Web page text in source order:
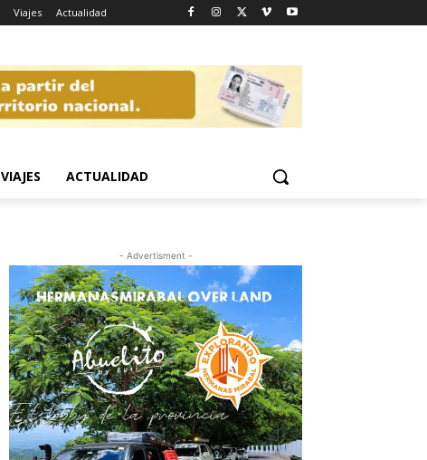
Viajes Actualidad
VIAJES ACTUALIDAD
- Advertisment -